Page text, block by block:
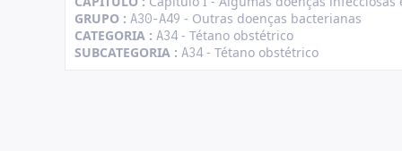
GRUPO : A30-A49 - Outras doenças bacterianas
CATEGORIA : A34- Tétano obstétrico
SUBCATEGORIA : A34- Tétano obstétrico